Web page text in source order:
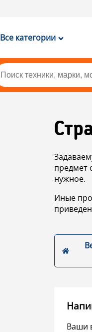
Все категории
предмет
нужное.
Иные
Ваши